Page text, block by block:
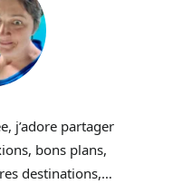
j’adore partager
bons plans,
destinations,…